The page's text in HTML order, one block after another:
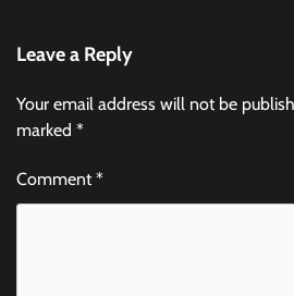
Leave a Reply
Your email address will not be
marked *
Comment*